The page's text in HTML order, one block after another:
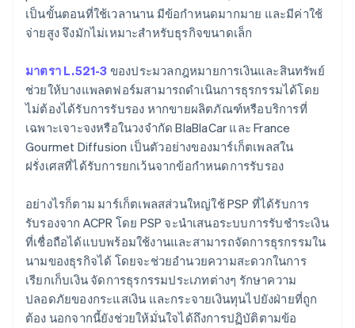
เป็นขั้นตอนที่ใช้เวลานาน มีข้อกำหนดมากมาย และมีค่าใช้
จ่ายสูง จึงมักไม่เหมาะสำหรับธุรกิจขนาดเล็ก
มาตรา L.521-3 ของประมวลกฎหมายการเงินและสินทรัพย์
ช่วยให้บางแพลตฟอร์มสามารถดำเนินการธุรกรรมได้โดย
ไม่ต้องได้รับการรับรอง หากขายผลิตภัณฑ์หรือบริการที่
เฉพาะเจาะจงหรือในวงจำกัด BlaBlaCar และ France
Gourmet Diffusion เป็นตัวอย่างของมาร์เก็ตเพลสใน
ฝรั่งเศสที่ได้รับการยกเว้นจากข้อกำหนดการรับรอง
อย่างไรก็ตาม มาร์เก็ตเพลสส่วนใหญ่ใช้ PSP ที่ได้รับการ
รับรองจาก ACPR โดย PSP จะนำเสนอระบบการรับชำระเงิน
ที่เชื่อถือได้แบบพร้อมใช้งานและสามารถจัดการธุรกรรมใน
นามของธุรกิจได้ โดยจะช่วยอำนวยความสะดวกในการ
เรียกเก็บเงิน จัดการธุรกรรมประเภทต่างๆ รักษาความ
ปลอดภัยของกระแสเงิน และกระจายเงินทุนไปยังฝ่ายที่ถูก
ต้อง นอกจากนี้ยังช่วยให้มั่นใจได้ถึงการปฏิบัติตามข้อ